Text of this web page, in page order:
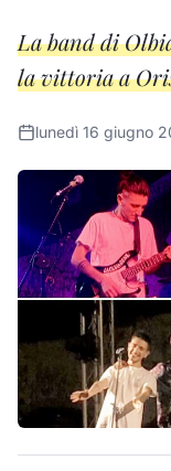
La band di
la vittoria a
lunedì 16 giugno